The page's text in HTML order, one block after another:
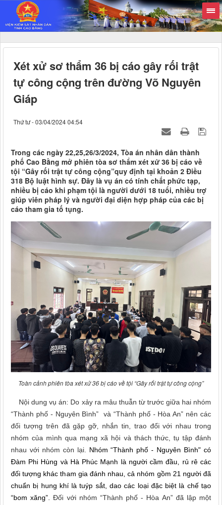
Xét xử sơ thẩm 36 bị cáo gây rối trật
tự công cộng trên đường Võ Nguyên
Giáp
Thứ tư - 03/04/2024 04:54
Trong các ngày 22,25,26/3/2024, Tòa án nhân dân thành
phố Cao Bằng mở phiên tòa sơ thẩm xét xử 36 bị cáo về
tội “Gây rối trật tự công cộng”quy định tại khoản 2 Điều
318 Bộ luật hình sự. Đây là vụ án có tính chất phức tạp,
nhiều bị cáo khi phạm tội là người dưới 18 tuổi, nhiều trợ
giúp viên pháp lý và người đại diện hợp pháp của các bị
cáo tham gia tố tụng.
Toàn cảnh phiên tòa xét xử 36 bị cáo về tội “Gây rối trật tự công cộng”
Nội dung vụ án: Do xảy ra mâu thuẫn từ trước giữa hai nhóm
“Thành phố - Nguyên Bình” và “Thành phố - Hòa An” nên các
đối tượng trên đã gặp gỡ, nhắn tin, trao đổi với nhau trong
nhóm của mình qua mạng xã hội và thách thức, tụ tập đánh
nhau với nhóm còn lại. Nhóm “Thành phố - Nguyên Bình" có
Đàm Phi Hùng và Hà Phúc Mạnh là người cầm đầu, rủ rê các
đối tượng khác tham gia đánh nhau, cả nhóm gồm 21 người đã
chuẩn bị hung khí là tuýp sắt, dao các loại đặc biệt là chế tạo
“bom xăng”.Đối với nhóm “Thành phố - Hòa An” đã lập một